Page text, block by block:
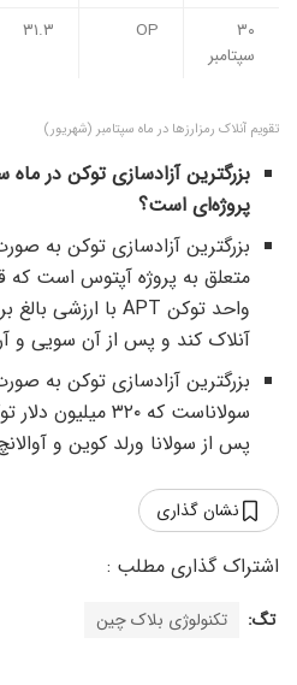
۳۰
سپتامبر
OP ۳۱.۳
تقویم آنلاک رمزارزها در ماه سپتامبر (شهریور)
بزرگترین آزادسازی توکن در ماه
پروژه‌ای است؟
بزرگترین آزادسازی توکن به
آنلاک کند و پس از آن سویی و
بزرگترین آزادسازی توکن به
پس از سولانا ورلد کوین و
نشان گذاری
تگ: تکنولوژی بلاک چین